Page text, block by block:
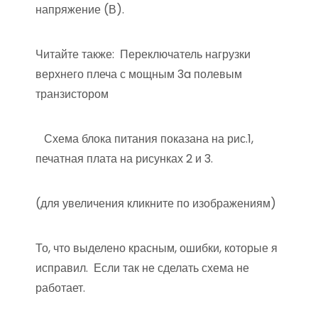
напряжение (В).
Читайте также: Переключатель нагрузки
верхнего плеча с мощным 3a полевым
транзистором
Схема блока питания показана на рис.1,
печатная плата на рисунках 2 и 3.
(для увеличения кликните по изображениям)
То, что выделено красным, ошибки, которые я
исправил. Если так не сделать схема не
работает.